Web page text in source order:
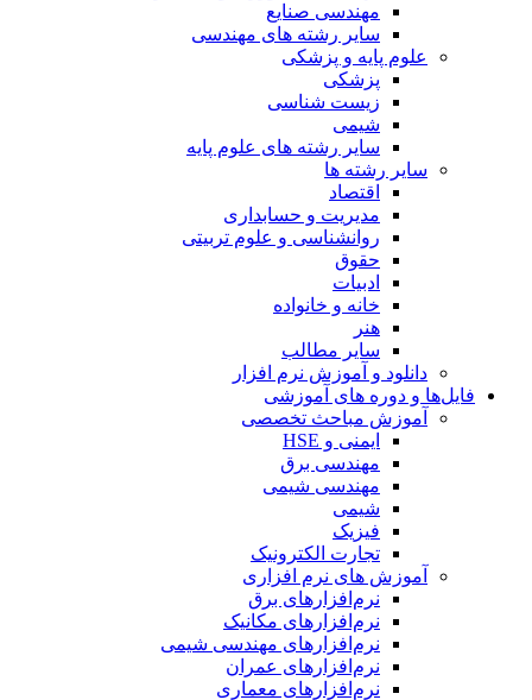
مهندسی صنایع
سایر رشته های مهندسی
علوم پایه و پزشکی
پزشکی
زیست شناسی
شیمی
سایر رشته های علوم پایه
سایر رشته ها
اقتصاد
مدیریت و حسابداری
روانشناسی و علوم تربیتی
حقوق
ادبیات
خانه و خانواده
هنر
سایر مطالب
دانلود و آموزش نرم افزار
فایل‌ها و دوره های آموزشی
آموزش مباحث تخصصی
ایمنی و HSE
مهندسی برق
مهندسی شیمی
شیمی
فیزیک
تجارت الکترونیک
آموزش های نرم افزاری
نرم‌افزارهای برق
نرم‌افزارهای مکانیک
نرم‌افزارهای مهندسی شیمی
نرم‌افزارهای عمران
نرم‌افزارهای معماری